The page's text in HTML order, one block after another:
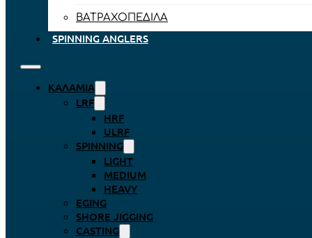
ΒΑΤΡΑΧΟΠΈΔΙΛΑ
SPINNING ANGLERS
ΚΑΛΆΜΙΑ
LRF
HRF
ULRF
SPINNING
LIGHT
MEDIUM
HEAVY
EGING
SHORE JIGGING
CASTING